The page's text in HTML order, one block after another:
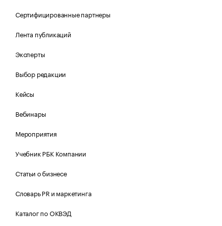
Сертифицированные партнеры
Лента публикаций
Эксперты
Выбор редакции
Кейсы
Вебинары
Мероприятия
Учебник РБК Компании
Статьи о бизнесе
Словарь PR и маркетинга
Каталог по ОКВЭД